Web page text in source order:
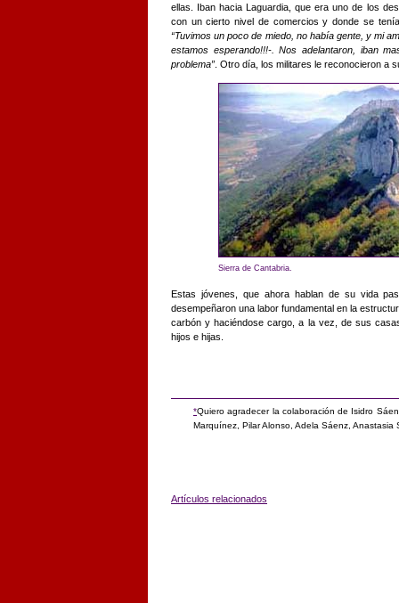
ellas. Iban hacia Laguardia, que era uno de los
con un cierto nivel de comercios y donde se
“Tuvimos un poco de miedo, no había gente, y mi
estamos esperando!!!-. Nos adelantaron, iban
problema” . Otro día, los militares le reconocieron a
Sierra de Cantabria.
Estas jóvenes, que ahora hablan de su vida
desempeñaron una labor fundamental en la
carbón y haciéndose cargo, a la vez, de sus
hijos e hijas.
*Quiero agradecer la colaboración de Isidro
Marquínez, Pilar Alonso, Adela Sáenz,
Artículos relacionados